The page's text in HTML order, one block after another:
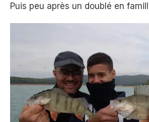
Puis peu après un doublé en